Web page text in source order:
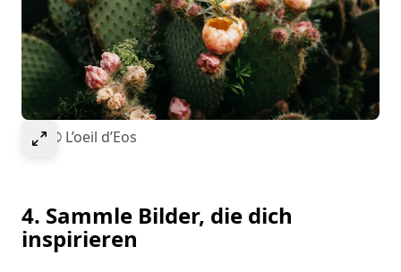
Select to expand image
Bild © L’oeil d’Eos
4. Sammle Bilder, die dich
inspirieren